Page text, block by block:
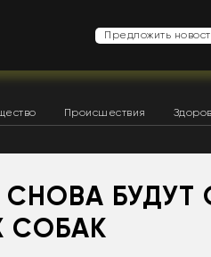
Предложить
Происшествия
БУДУТ
СОБАК